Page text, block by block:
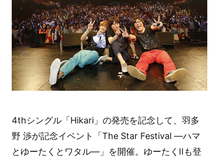
4thシングル「Hikari」の発売を記念して、羽多
野 渉が記念イベント「The Star Festival ―ハマ
とゆーたくとワタル―」を開催。ゆーたくIIも登